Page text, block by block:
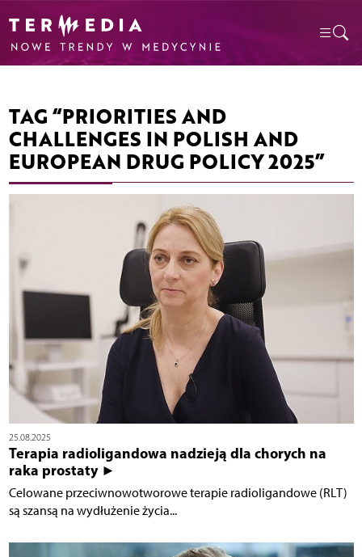
TAG “PRIORITIES AND
CHALLENGES IN POLISH AND
EUROPEAN DRUG POLICY 2025”
25.08.2025
Terapia radioligandowa nadzieją dla chorych na
raka prostaty ►
Celowane przeciwnowotworowe terapie radioligandowe (RLT)
są szansą na wydłużenie życia...